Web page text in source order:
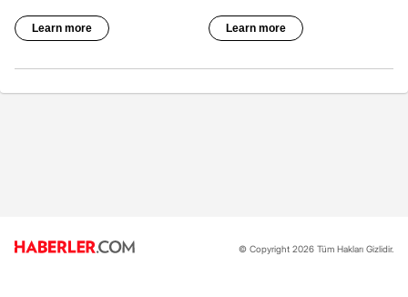
© Copyright 2026 Tüm Hakları Gizlidir.